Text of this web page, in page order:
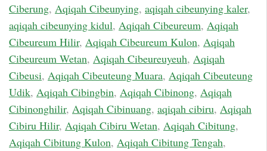
Ciberung, Aqiqah Cibeunying, aqiqah cibeunying kaler,
aqiqah cibeunying kidul, Aqiqah Cibeureum, Aqiqah
Cibeureum Hilir, Aqiqah Cibeureum Kulon, Aqiqah
Cibeureum Wetan, Aqiqah Cibeureuyeuh, Aqiqah
Cibeusi, Aqiqah Cibeuteung Muara, Aqiqah Cibeuteung
Udik, Aqiqah Cibingbin, Aqiqah Cibinong, Aqiqah
Cibinonghilir, Aqiqah Cibinuang, aqiqah cibiru, Aqiqah
Cibiru Hilir, Aqiqah Cibiru Wetan, Aqiqah Cibitung,
Aqiqah Cibitung Kulon, Aqiqah Cibitung Tengah,